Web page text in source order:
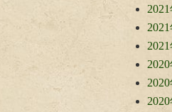
2021
2020